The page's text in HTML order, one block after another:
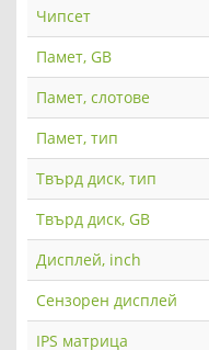
Чипсет
Памет, GB
Памет, слотове
Памет, тип
Твърд диск, тип
Твърд диск, GB
Дисплей, inch
Сензорен дисплей
IPS матрица